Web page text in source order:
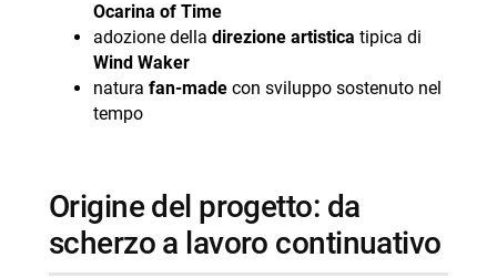
Ocarina of Time
adozione della direzione artistica tipica di
Wind Waker
natura fan-madecon sviluppo sostenuto nel
tempo
origine del progetto: da
scherzo a lavoro continuativo